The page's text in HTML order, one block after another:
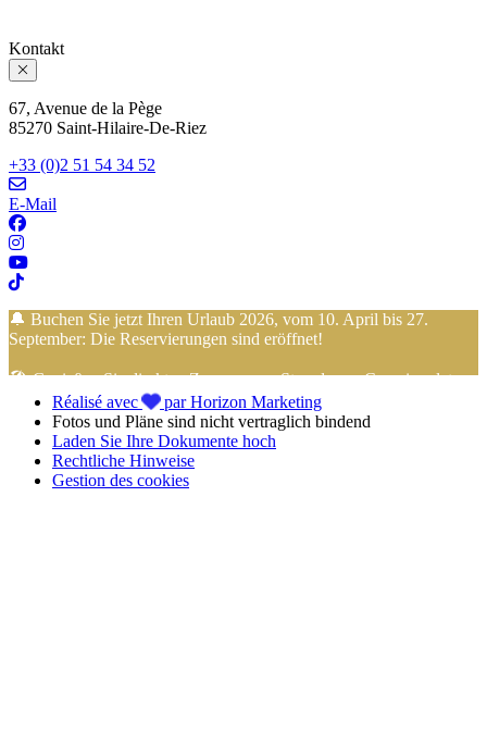
Kontakt
67, Avenue de la Pège
85270 Saint-Hilaire-De-Riez
+33 (0)2 51 54 34 52
E-Mail
🔔 Buchen Sie jetzt Ihren Urlaub 2026, vom 10. April bis 27.
September: Die Reservierungen sind eröffnet!
🏖️ Genießen Sie direkten Zugang zum Strand vom Campingplatz…
der Urlaub mit den Füßen im Sand beginnt hier!
📢 Profitieren Sie von der4-Raten-Zahlung ohne Gebühren
FLOA Bank, um IhrenUrlaub in der Vendée
Mahanaganz entspannt zu buchen!
Réalisé avec
par Horizon Marketing
Fotos und Pläne sind nicht vertraglich bindend
Laden Sie Ihre Dokumente hoch
Rechtliche Hinweise
Gestion des cookies